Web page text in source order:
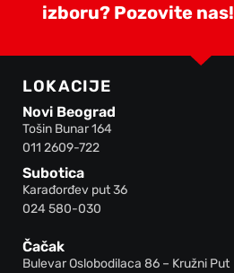
izboru? Pozovite nas!
LOKACIJE
Novi Beograd
Tošin Bunar 164
011 2609-722
Subotica
Karađorđev put 36
024 580-030
Čačak
Bulevar Oslobodilaca 86 – Kružni Put